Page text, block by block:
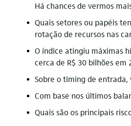
Há chances de vermos
Quais setores ou papéis
rotação de recursos nas
O índice atingiu máximas
cerca de R$ 30 bilhões
Sobre o timing de
Com base nos últimos
Quais são os principais